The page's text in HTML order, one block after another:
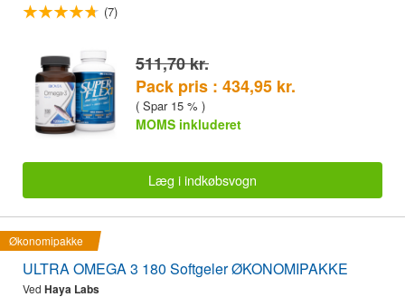
(7)
511,70 kr.
Pack pris : 434,95 kr.
( Spar 15 % )
MOMS inkluderet
Læg i indkøbsvogn
Økonomipakke
ULTRA OMEGA 3 180 Softgeler ØKONOMIPAKKE
Ved Haya Labs